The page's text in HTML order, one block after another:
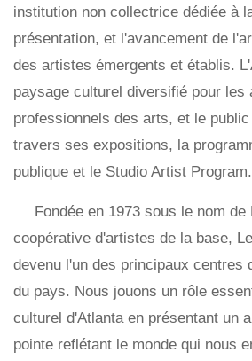
institution non collectrice dédiée à
présentation, et l'avancement de
des artistes émergents et établis.
paysage culturel diversifié pour les
professionnels des arts, et le
travers ses expositions, la
publique et le Studio Artist Program.
Fondée en 1973 sous le nom de
coopérative d'artistes de la base,
devenu l'un des principaux centres
du pays. Nous jouons un rôle
culturel d'Atlanta en présentant un
pointe reflétant le monde qui nous